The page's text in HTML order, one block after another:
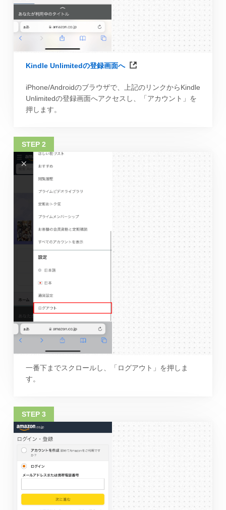
Kindle Unlimitedの登録画面へ
iPhone/Androidのブラウザで、上記のリンクからKindle
Unlimitedの登録画面へアクセスし、「アカウント」を
押します。
一番下までスクロールし、「ログアウト」を押しま
す。